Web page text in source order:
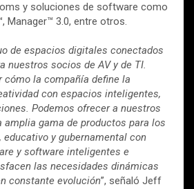
y soluciones de software como
Manager™ 3.0, entre otros.
de espacios digitales conectados
nuestros socios de AV y de TI.
cómo la compañía define la
con espacios inteligentes,
Podemos ofrecer a nuestros
gama de productos para los
y gubernamental con
y software inteligentes e
las necesidades dinámicas
constante evolución”, señaló Jeff